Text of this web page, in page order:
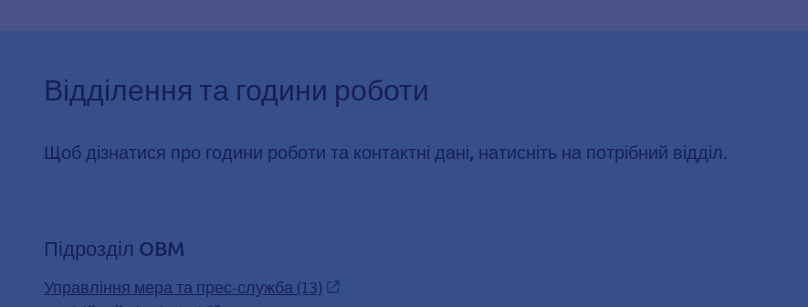
Відділення та години роботи
Щоб дізнатися про години роботи та контактні дані, натисніть на потрібний відділ.
Підрозділ OBM
Управління мера та прес-служба (13)